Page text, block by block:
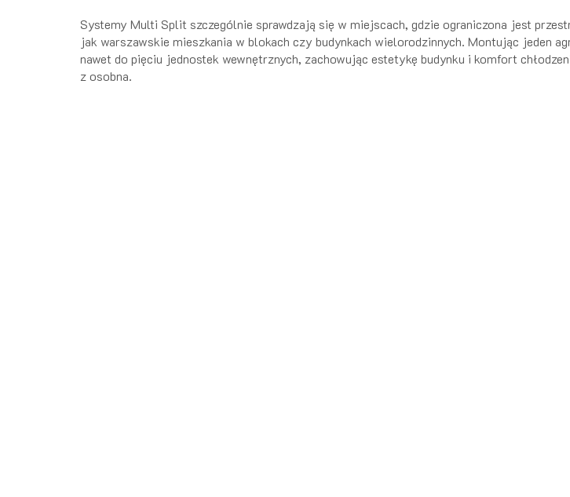
Systemy Multi Split szczególnie sprawdzają się w miejscach, gdzie ograniczona jest
jak warszawskie mieszkania w blokach czy budynkach wielorodzinnych. Montując jeden
nawet do pięciu jednostek wewnętrznych, zachowując estetykę budynku i komfort
z osobna.